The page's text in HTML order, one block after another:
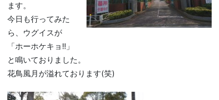
ます。
今日も行ってみた
ら、ウグイスが
「ホーホケキョ!!」
と鳴いておりました。
花鳥風月が溢れております(笑)